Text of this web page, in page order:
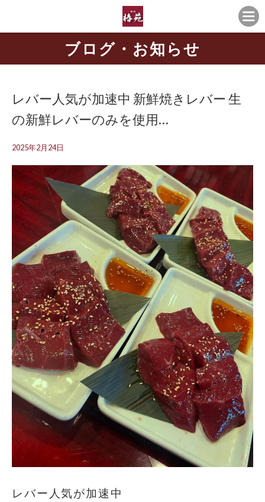
ブログ・お知らせ
レバー人気が加速中 新鮮焼きレバー 生
の新鮮レバーのみを使用…
2025年2月24日
レバー人気が加速中